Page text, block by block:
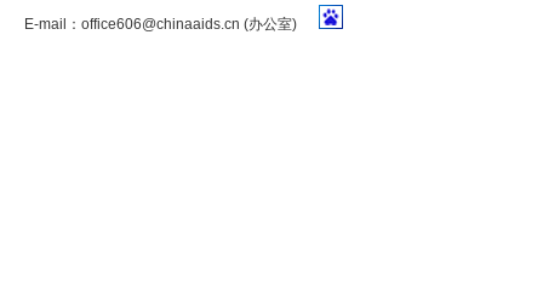
E-mail： office606@chinaaids.cn (办公室)